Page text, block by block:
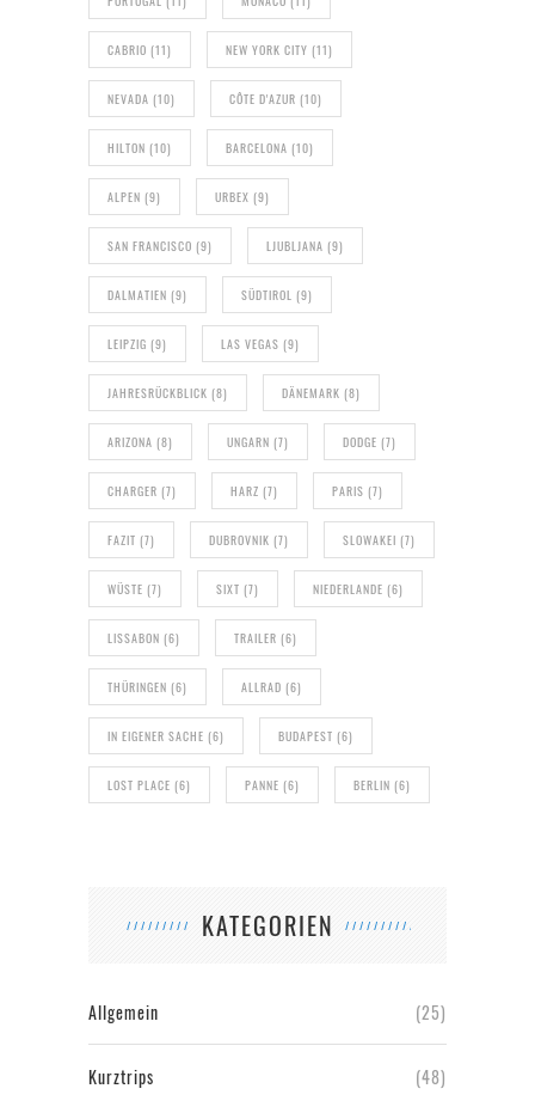
CABRIO (11) NEW YORK CITY (11)
NEVADA (10) CÔTE D'AZUR (10)
HILTON (10) BARCELONA (10)
ALPEN (9) URBEX (9)
SAN FRANCISCO (9) LJUBLJANA (9)
DALMATIEN (9) SÜDTIROL (9)
LEIPZIG (9) LAS VEGAS (9)
JAHRESRÜCKBLICK (8) DÄNEMARK (8)
ARIZONA (8) UNGARN (7) DODGE (7)
CHARGER (7) HARZ (7) PARIS (7)
FAZIT (7) DUBROVNIK (7) SLOWAKEI (7)
WÜSTE (7) SIXT (7) NIEDERLANDE (6)
LISSABON (6) TRAILER (6)
THÜRINGEN (6) ALLRAD (6)
IN EIGENER SACHE (6) BUDAPEST (6)
LOST PLACE (6) PANNE (6) BERLIN (6)
KATEGORIEN
Allgemein (25)
Kurztrips (48)